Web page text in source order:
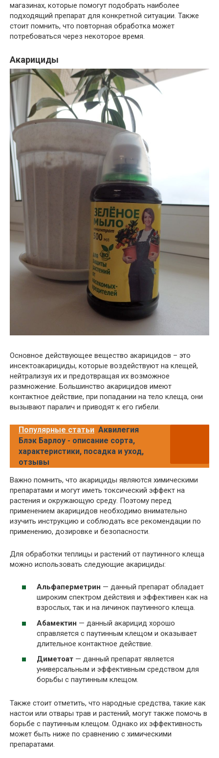
магазинах, которые помогут подобрать наиболее
подходящий препарат для конкретной ситуации. Также
стоит помнить, что повторная обработка может
потребоваться через некоторое время.
Акарициды
Основное действующее вещество акарицидов – это
инсектоакарициды, которые воздействуют на клещей,
нейтрализуя их и предотвращая их возможное
размножение. Большинство акарицидов имеют
контактное действие, при попадании на тело клеща, они
вызывают паралич и приводят к его гибели.
Популярные статьи Аквилегия
Блэк Барлоу - описание сорта,
характеристики, посадка и уход,
отзывы
Важно помнить, что акарициды являются химическими
препаратами и могут иметь токсический эффект на
растения и окружающую среду. Поэтому перед
применением акарицидов необходимо внимательно
изучить инструкцию и соблюдать все рекомендации по
применению, дозировке и безопасности.
Для обработки теплицы и растений от паутинного клеща
можно использовать следующие акарициды:
Альфаперметрин — данный препарат обладает
широким спектром действия и эффективен как на
взрослых, так и на личинок паутинного клеща.
Абамектин — данный акарицид хорошо
справляется с паутинным клещом и оказывает
длительное контактное действие.
Диметоат — данный препарат является
универсальным и эффективным средством для
борьбы с паутинным клещом.
Также стоит отметить, что народные средства, такие как
настои или отвары трав и растений, могут также помочь в
борьбе с паутинным клещом. Однако их эффективность
может быть ниже по сравнению с химическими
препаратами.